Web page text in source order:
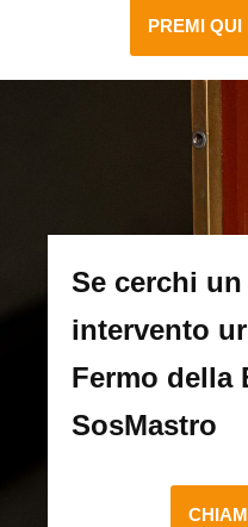
PREMI
Se cerchi
intervento
Fermo della
SosMastro